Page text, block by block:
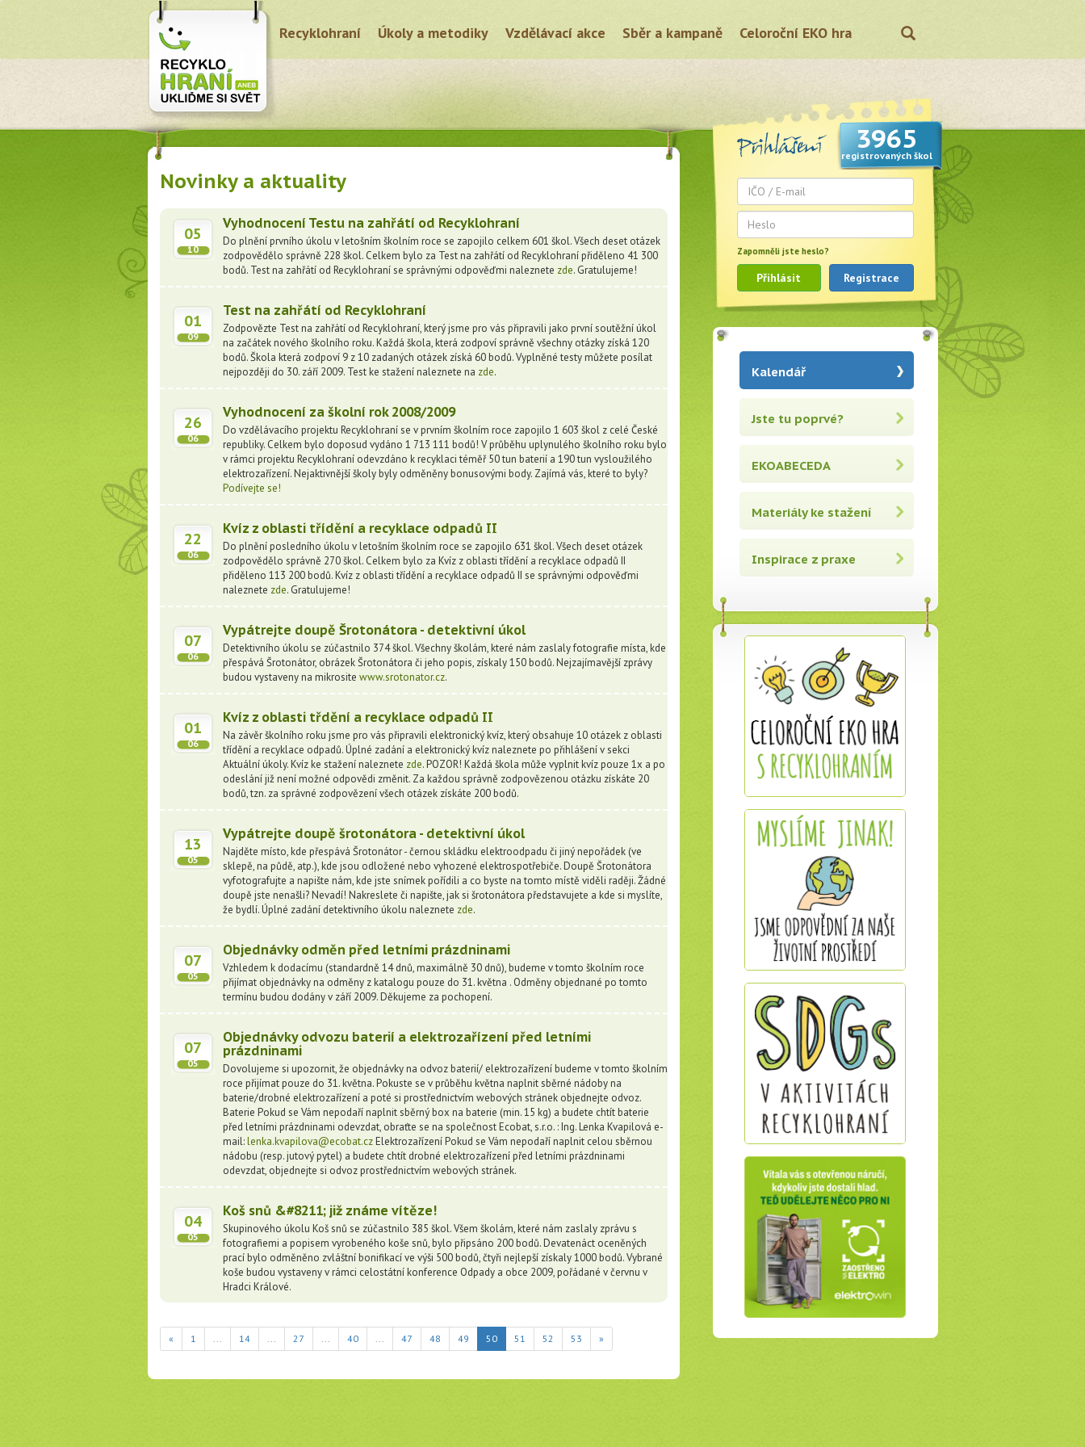
Recyklohraní Úkoly a metodiky Vzdělávací akce Sběr a kampaně Celoroční EKO hra
Novinky a aktuality
05
10
Vyhodnocení Testu na zahřátí od Recyklohraní
Do plnění prvního úkolu v letošním školním roce se zapojilo celkem 601 škol. Všech deset otázek
zodpovědělo správně 228 škol. Celkem bylo za Test na zahřátí od Recyklohraní přiděleno 41 300
bodů. Test na zahřátí od Recyklohraní se správnými odpověďmi naleznete zde. Gratulujeme!
01
09
Test na zahřátí od Recyklohraní
Zodpovězte Test na zahřátí od Recyklohraní, který jsme pro vás připravili jako první soutěžní úkol
na začátek nového školního roku. Každá škola, která zodpoví správně všechny otázky získá 120
bodů. Škola která zodpoví 9 z 10 zadaných otázek získá 60 bodů. Vyplněné testy můžete posílat
nejpozději do 30. září 2009. Test ke stažení naleznete na zde.
26
06
Vyhodnocení za školní rok 2008/2009
Do vzdělávacího projektu Recyklohraní se v prvním školním roce zapojilo 1 603 škol z celé České
republiky. Celkem bylo doposud vydáno 1 713 111 bodů! V průběhu uplynulého školního roku bylo
v rámci projektu Recyklohraní odevzdáno k recyklaci téměř 50 tun baterií a 190 tun vysloužilého
elektrozařízení. Nejaktivnější školy byly odměněny bonusovými body. Zajímá vás, které to byly?
Podívejte se!
22
06
Kvíz z oblasti třídění a recyklace odpadů II
Do plnění posledního úkolu v letošním školním roce se zapojilo 631 škol. Všech deset otázek
zodpovědělo správně 270 škol. Celkem bylo za Kvíz z oblasti třídění a recyklace odpadů II
přiděleno 113 200 bodů. Kvíz z oblasti třídění a recyklace odpadů II se správnými odpověďmi
naleznete zde. Gratulujeme!
07
06
Vypátrejte doupě Šrotonátora - detektivní úkol
Detektivního úkolu se zúčastnilo 374 škol. Všechny školám, které nám zaslaly fotografie místa, kde
přespává Šrotonátor, obrázek Šrotonátora či jeho popis, získaly 150 bodů. Nejzajímavější zprávy
budou vystaveny na mikrosite www.srotonator.cz.
01
06
Kvíz z oblasti třdění a recyklace odpadů II
Na závěr školního roku jsme pro vás připravili elektronický kvíz, který obsahuje 10 otázek z oblasti
třídění a recyklace odpadů. Úplné zadání a elektronický kvíz naleznete po přihlášení v sekci
Aktuální úkoly. Kvíz ke stažení naleznete zde. POZOR! Každá škola může vyplnit kvíz pouze 1x a po
odeslání již není možné odpovědi změnit. Za každou správně zodpovězenou otázku získáte 20
bodů, tzn. za správné zodpovězení všech otázek získáte 200 bodů.
13
05
Vypátrejte doupě šrotonátora - detektivní úkol
Najděte místo, kde přespává Šrotonátor - černou skládku elektroodpadu či jiný nepořádek (ve
sklepě, na půdě, atp.), kde jsou odložené nebo vyhozené elektrospotřebiče. Doupě Šrotonátora
vyfotografujte a napište nám, kde jste snímek pořídili a co byste na tomto místě viděli raději. Žádné
doupě jste nenašli? Nevadí! Nakreslete či napište, jak si šrotonátora představujete a kde si myslíte,
že bydlí. Úplné zadání detektivního úkolu naleznete zde.
07
05
Objednávky odměn před letními prázdninami
Vzhledem k dodacímu (standardně 14 dnů, maximálně 30 dnů), budeme v tomto školním roce
přijímat objednávky na odměny z katalogu pouze do 31. května . Odměny objednané po tomto
termínu budou dodány v září 2009. Děkujeme za pochopení.
07
05
Objednávky odvozu baterií a elektrozařízení před letními
prázdninami
Dovolujeme si upozornit, že objednávky na odvoz baterií/ elektrozařízení budeme v tomto školním
roce přijímat pouze do 31. května. Pokuste se v průběhu května naplnit sběrné nádoby na
baterie/drobné elektrozařízení a poté si prostřednictvím webových stránek objednejte odvoz.
Baterie Pokud se Vám nepodaří naplnit sběrný box na baterie (min. 15 kg) a budete chtít baterie
před letními prázdninami odevzdat, obraťte se na společnost Ecobat, s.r.o. : Ing. Lenka Kvapilová e-
mail:lenka.kvapilova@ecobat.czElektrozařízení Pokud se Vám nepodaří naplnit celou sběrnou
nádobu (resp. jutový pytel) a budete chtít drobné elektrozařízení před letními prázdninami
odevzdat, objednejte si odvoz prostřednictvím webových stránek.
04
05
Koš snů &#8211; již známe vítěze!
Skupinového úkolu Koš snů se zúčastnilo 385 škol. Všem školám, které nám zaslaly zprávu s
fotografiemi a popisem vyrobeného koše snů, bylo připsáno 200 bodů. Devatenáct oceněných
prací bylo odměněno zvláštní bonifikací ve výši 500 bodů, čtyři nejlepší získaly 1000 bodů. Vybrané
koše budou vystaveny v rámci celostátní konference Odpady a obce 2009, pořádané v červnu v
Hradci Králové.
« 1 ... 14 ... 27 ... 40 ... 47 48 49 50(current)
51 52 53 »
3965
registrovaných škol
Zapomněli jste heslo?
Přihlásit Registrace
Kalendář
Jste tu poprvé?
EKOABECEDA
Materiály ke stažení
Inspirace z praxe